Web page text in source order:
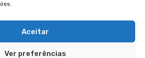
Aceitar
Ver preferências
YouTube